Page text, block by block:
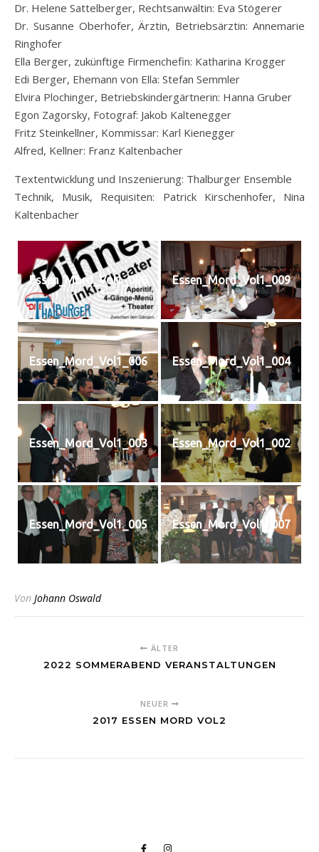
Dr. Helene Sattelberger, Rechtsanwältin: Eva Stögerer
Dr. Susanne Oberhofer, Ärztin, Betriebsärztin: Annemarie
Ringhofer
Ella Berger, zukünftige Firmenchefin: Katharina Krogger
Edi Berger, Ehemann von Ella: Stefan Semmler
Elvira Plochinger, Betriebskindergärtnerin: Hanna Gruber
Egon Zagorsky, Fotograf: Jakob Kaltenegger
Fritz Steinkellner, Kommissar: Karl Kienegger
Alfred, Kellner: Franz Kaltenbacher
Textentwicklung und Inszenierung: Thalburger Ensemble
Technik, Musik, Requisiten: Patrick Kirschenhofer, Nina
Kaltenbacher
Essen_Mord_Vol1_008 Essen_Mord_Vol1_009
Essen_Mord_Vol1_006 Essen_Mord_Vol1_004
Essen_Mord_Vol1_003 Essen_Mord_Vol1_002
Essen_Mord_Vol1_005 Essen_Mord_Vol1_007
Von Johann Oswald
ÄLTER
2022 SOMMERABEND VERANSTALTUNGEN
NEUER
2017 ESSEN MORD VOL2